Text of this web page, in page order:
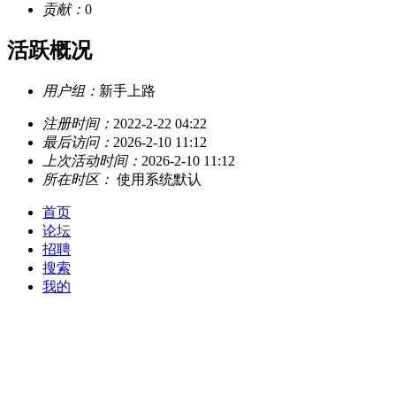
贡献： 0
活跃概况
用户组： 新手上路
注册时间： 2022-2-22 04:22
最后访问： 2026-2-10 11:12
上次活动时间： 2026-2-10 11:12
所在时区： 使用系统默认
首页
论坛
招聘
搜索
我的